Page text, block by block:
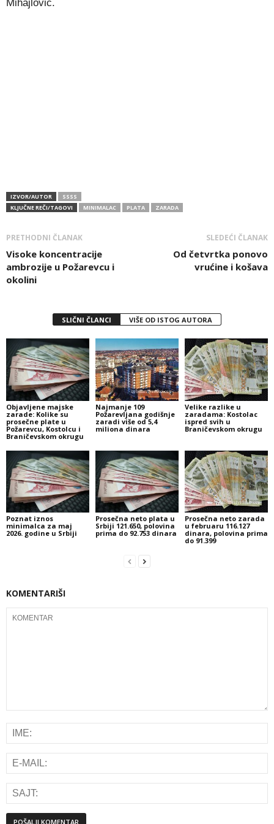
Mihajlović.
IZVOR/AUTOR
SSSS
KLJUČNE REČI/TAGOVI
MINIMALAC PLATA ZARADA
PRETHODNI ČLANAK
Visoke koncentracije
ambrozije u Požarevcu i
okolini
SLEDEĆI ČLANAK
Od četvrtka ponovo
vrućine i košava
SLIČNI ČLANCI VIŠE OD ISTOG AUTORA
Objavljene majske
zarade: Kolike su
prosečne plate u
Požarevcu, Kostolcu i
Braničevskom okrugu
Najmanje 109
Požarevljana godišnje
zaradi više od 5,4
miliona dinara
Velike razlike u
zaradama: Kostolac
ispred svih u
Braničevskom okrugu
Poznat iznos
minimalca za maj
2026. godine u Srbiji
Prosečna neto plata u
Srbiji 121.650, polovina
prima do 92.753 dinara
Prosečna neto zarada
u februaru 116.127
dinara, polovina prima
do 91.399
KOMENTARIŠI